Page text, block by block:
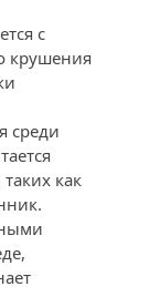
с
крушения
среди
как